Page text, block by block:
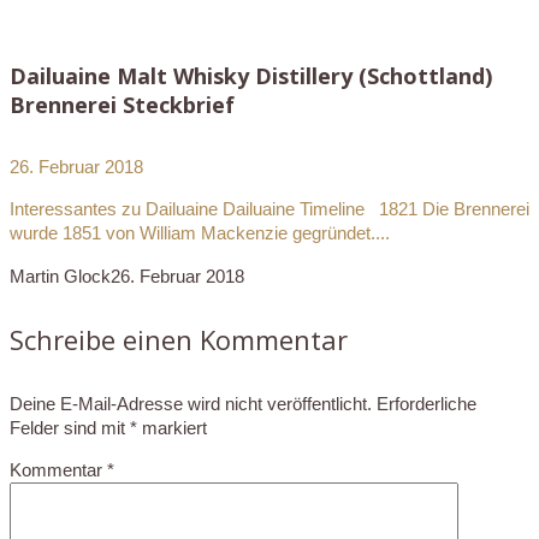
Dailuaine Malt Whisky Distillery (Schottland)
Brennerei Steckbrief
26. Februar 2018
Interessantes zu Dailuaine Dailuaine Timeline 1821 Die Brennerei
wurde 1851 von William Mackenzie gegründet....
Martin Glock26. Februar 2018
Schreibe einen Kommentar
Deine E-Mail-Adresse wird nicht veröffentlicht. Erforderliche
Felder sind mit * markiert
Kommentar *